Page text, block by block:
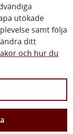
utökade
samt följa
ditt
och hur du